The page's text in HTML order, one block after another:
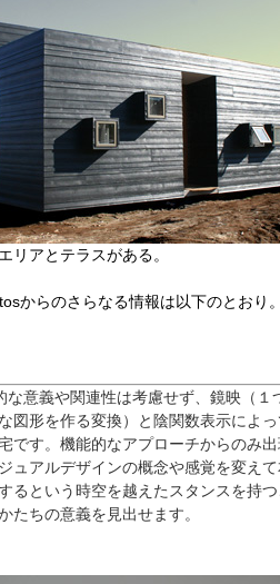
リアとテラスがある。
からのさらなる情報は以下のとおり
な意義や関連性は考慮せず、鏡映（１
図形を作る変換）と陰関数表示によ
です。機能的なアプローチからのみ
ュアルデザインの概念や感覚を変え
るという時空を越えたスタンスを持
たちの意義を見出せます。